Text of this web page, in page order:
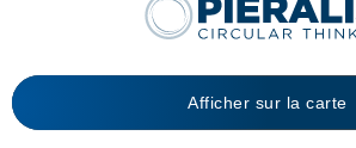
Afficher sur la carte